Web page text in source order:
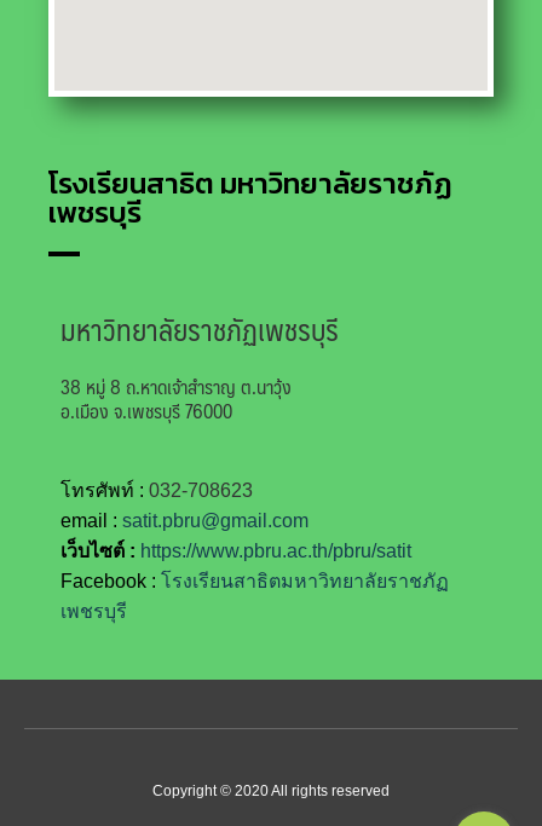
โรงเรียนสาธิต มหาวิทยาลัยราชภัฏ
เพชรบุรี
มหาวิทยาลัยราชภัฏเพชรบุรี
38 หมู่ 8 ถ.หาดเจ้าสำราญ ต.นาวุ้ง
อ.เมือง จ.เพชรบุรี 76000
โทรศัพท์ : 032-708623
email : satit.pbru@gmail.com
เว็บไซต์ : https://www.pbru.ac.th/pbru/satit
Facebook : โรงเรียนสาธิตมหาวิทยาลัยราชภัฏ
เพชรบุรี
Copyright © 2020 All rights reserved